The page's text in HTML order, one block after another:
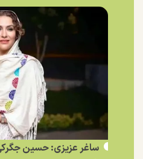
ساغر عزیزی: حسین